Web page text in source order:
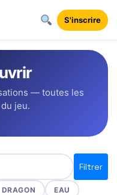
S'inscrire
— toutes les
jeu.
Filtrer
DRAGON EAU